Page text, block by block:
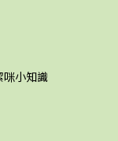
咪小知識